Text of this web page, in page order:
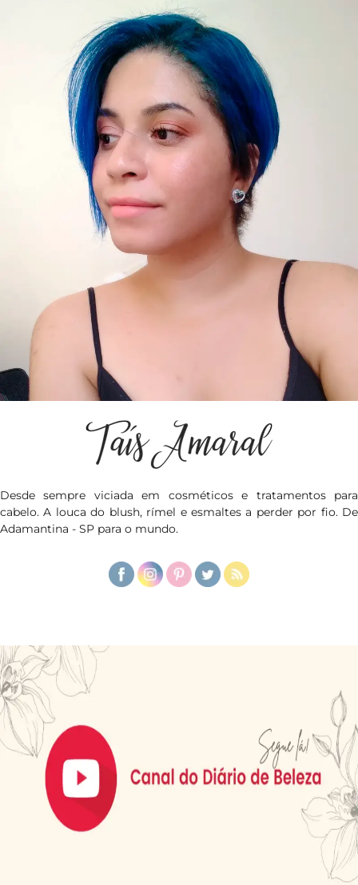
Desde sempre viciada em cosméticos e tratamentos para
cabelo. A louca do blush, rímel e esmaltes a perder por fio. De
Adamantina - SP para o mundo.